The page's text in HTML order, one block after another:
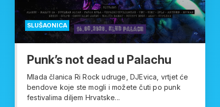
SLUŠAONICA
Punk’s not dead u Palachu
Mlada članica Ri Rock udruge, DJEvica, vrtjet će
bendove koje ste mogli i možete čuti po punk
festivalima diljem Hrvatske...